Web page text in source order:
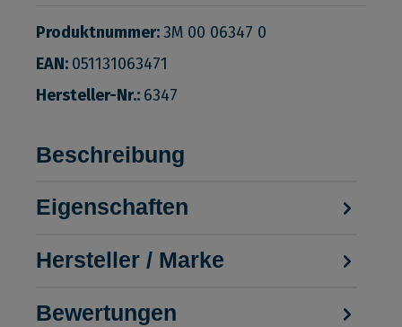
Produktnummer:3M 00 06347 0
EAN: 051131063471
Hersteller-Nr.: 6347
Beschreibung
Eigenschaften
Hersteller / Marke
Bewertungen